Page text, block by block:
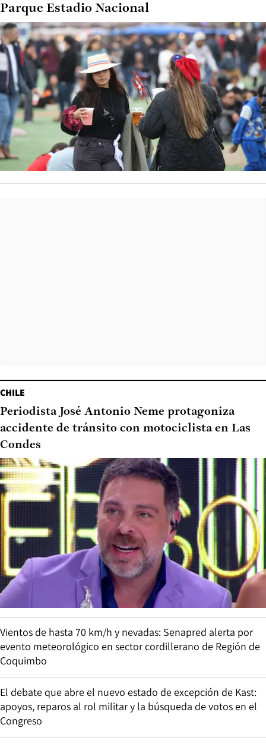
Parque Estadio Nacional
CHILE
Periodista José Antonio Neme protagoniza
accidente de tránsito con motociclista en Las
Condes
Vientos de hasta 70 km/h y nevadas: Senapred alerta por
evento meteorológico en sector cordillerano de Región de
Coquimbo
El debate que abre el nuevo estado de excepción de Kast:
apoyos, reparos al rol militar y la búsqueda de votos en el
Congreso